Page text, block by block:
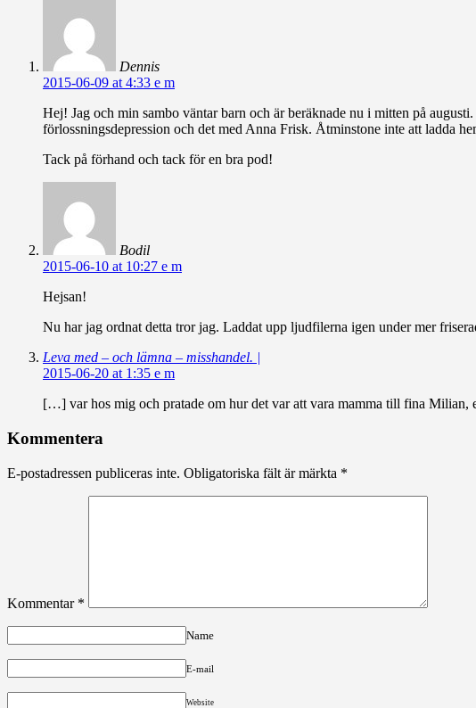
Dennis
2015-06-09 at 4:33 e m
Hej! Jag och min sambo väntar barn och är beräknade nu i mitten på
förlossningsdepression och det med Anna Frisk. Åtminstone inte att ladda
Tack på förhand och tack för en bra pod!
Bodil
2015-06-10 at 10:27 e m
Hejsan!
Nu har jag ordnat detta tror jag. Laddat upp ljudfilerna igen under mer
Leva med – och lämna – misshandel. |
2015-06-20 at 1:35 e m
[…] var hos mig och pratade om hur det var att vara mamma till fina
Kommentera
E-postadressen publiceras inte. Obligatoriska fält är märkta *
Kommentar *
Name
E-mail
Website